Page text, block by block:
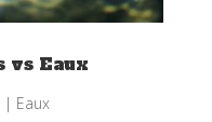
vs Eaux
| Eaux